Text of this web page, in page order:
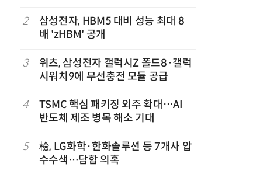
2
삼성전자, HBM5 대비 성능 최대 8
배 'zHBM' 공개
3
위츠, 삼성전자 갤럭시Z 폴드8·갤럭
시워치9에 무선충전 모듈 공급
4
TSMC 핵심 패키징 외주 확대…AI
반도체 제조 병목 해소 기대
5
檢, LG화학·한화솔루션 등 7개사 압
수수색…담합 의혹